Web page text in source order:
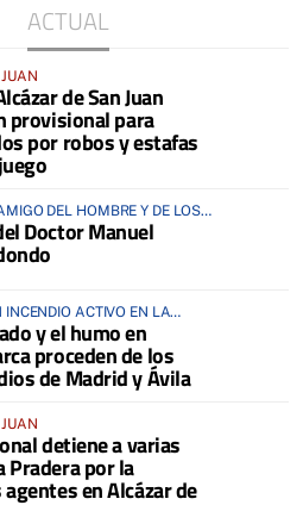
ACTUAL
de San Juan
provisional para
por robos y estafas
DEL HOMBRE Y DE LOS
Doctor Manuel
INCENDIO ACTIVO EN LA
y el humo en
proceden de los
de Madrid y Ávila
detiene a varias
Pradera por la
en Alcázar de